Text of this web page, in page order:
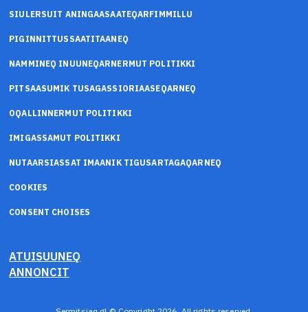
SIULERSUIT ANINGAASAATEQARFIMMILLU
PIGINNITTUSSAATITAANEQ
NAMMINEQ INUUNEQARNERMUT POLITIKKI
PITSAASUMIK TUSAGASSIORIAASEQARNEQ
OQALLINNERMUT POLITIKKI
IMIGASSAMUT POLITIKKI
NUTAARSIASSAT IMAANIK TIGUSARTAGAQARNEQ
COOKIES
CONSENT CHOISES
ATUISUUNEQ
ANNONCIT